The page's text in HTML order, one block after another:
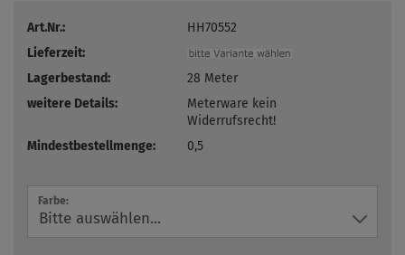
Art.Nr.:
HH70552
Lieferzeit:
Lagerbestand:
28 Meter
weitere Details:
Meterware kein
Widerrufsrecht!
Mindestbestellmenge:
0,5
Farbe: